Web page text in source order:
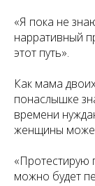
«Я пока не
нарративный
этот путь».
Как мама
понаслышке
времени
женщины
«Протестирую
можно будет